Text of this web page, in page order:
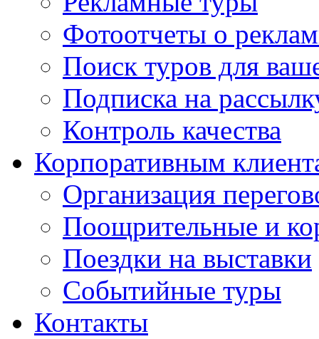
Фотоотчеты о
Поиск туров для
Подписка на
Контроль качества
Корпоративным
Организация
Поощрительные и
Поездки на выставки
Событийные туры
Контакты